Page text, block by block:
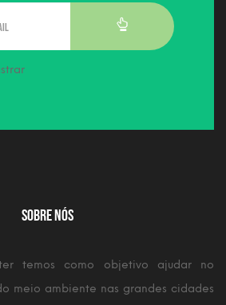
Sobre Nós
temos como objetivo ajudar no
meio ambiente nas grandes cidades